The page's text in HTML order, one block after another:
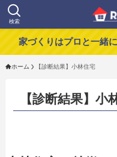
検索
家づくりはプロと一緒
ホーム 【診断結果】小林住宅
【診断結果】小